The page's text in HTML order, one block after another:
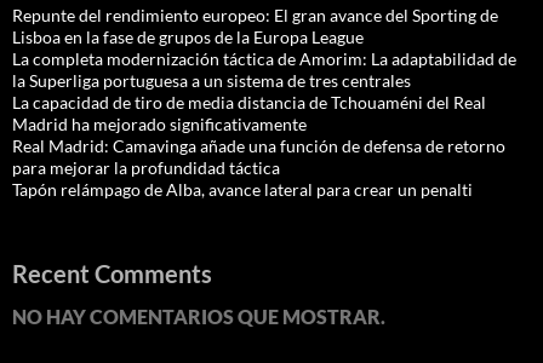
Repunte del rendimiento europeo: El gran avance del Sporting de
Lisboa en la fase de grupos de la Europa League
La completa modernización táctica de Amorim: La adaptabilidad de
la Superliga portuguesa a un sistema de tres centrales
La capacidad de tiro de media distancia de Tchouaméni del Real
Madrid ha mejorado significativamente
Real Madrid: Camavinga añade una función de defensa de retorno
para mejorar la profundidad táctica
Tapón relámpago de Alba, avance lateral para crear un penalti
Recent Comments
NO HAY COMENTARIOS QUE MOSTRAR.